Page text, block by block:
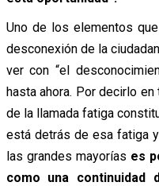
Uno de los elementos
desconexión de la
ver con “el
hasta ahora. Por decirlo
de la llamada fatiga
está detrás de esa fatiga
las grandes mayorías es
como una continuidad